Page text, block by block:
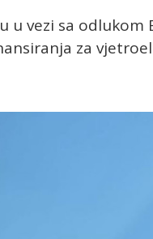
u vezi sa odlukom
za